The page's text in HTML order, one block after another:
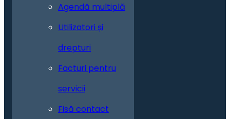
Agendă multiplă
Utilizatori și
drepturi
Facturi pentru
servicii
Fisă contact